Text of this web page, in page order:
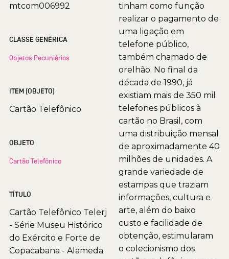
mtcom006992
CLASSE GENÉRICA
Objetos Pecuniários
ITEM (OBJETO)
Cartão Telefônico
OBJETO
Cartão Telefônico
TÍTULO
Cartão Telefônico Telerj
- Série Museu Histórico
do Exército e Forte de
Copacabana - Alameda
tinham como função
realizar o pagamento de
uma ligação em
telefone público,
também chamado de
orelhão. No final da
década de 1990, já
existiam mais de 350 mil
telefones públicos à
cartão no Brasil, com
uma distribuição mensal
de aproximadamente 40
milhões de unidades. A
grande variedade de
estampas que traziam
informações, cultura e
arte, além do baixo
custo e facilidade de
obtenção, estimularam
o colecionismo dos